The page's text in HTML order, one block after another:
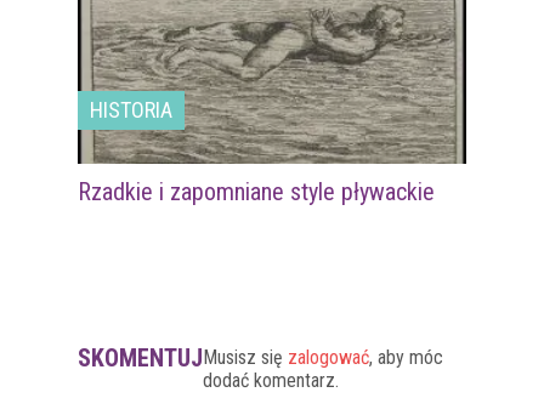
HISTORIA
Rzadkie i zapomniane style pływackie
SKOMENTUJ Musisz się zalogować, aby móc
dodać komentarz.